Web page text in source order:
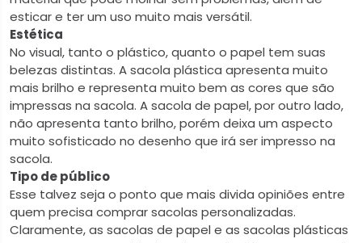
esticar e ter um uso muito mais versátil.
Estética
No visual, tanto o plástico, quanto o papel tem suas
belezas distintas. A sacola plástica apresenta muito
mais brilho e representa muito bem as cores que são
impressas na sacola. A sacola de papel, por outro lado,
não apresenta tanto brilho, porém deixa um aspecto
muito sofisticado no desenho que irá ser impresso na
sacola.
Tipo de público
Esse talvez seja o ponto que mais divida opiniões entre
quem precisa comprar sacolas personalizadas.
Claramente, as sacolas de papel e as sacolas plásticas